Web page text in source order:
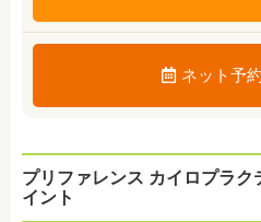
ネット予
プリファレンス カイロプラ
イント